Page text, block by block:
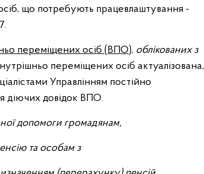
осіб, що потребують працевлаштування -
переміщених осіб (ВПО), облікованих з
переміщених осіб актуалізована,
Управлінням постійно
діючих довідок ВПО.
допомоги громадянам,
та особам з